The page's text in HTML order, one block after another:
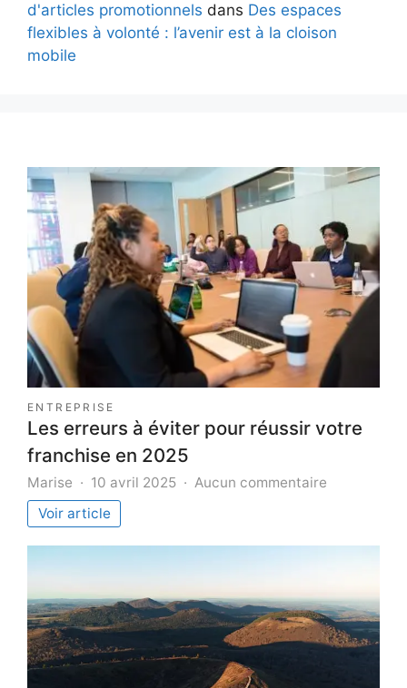
d'articles promotionnels dans Des espaces
flexibles à volonté : l’avenir est à la cloison
mobile
ENTREPRISE
Les erreurs à éviter pour réussir votre
franchise en 2025
Marise 10 avril 2025 Aucun commentaire
réussir
votre
franchise
Voir article